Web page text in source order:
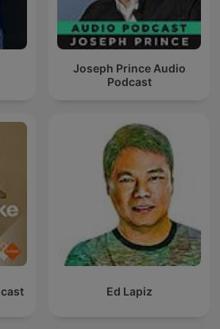
Joseph Prince Audio
Podcast
Ed Lapiz